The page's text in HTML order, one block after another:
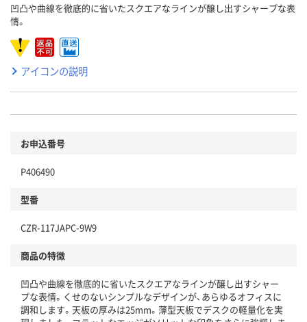
凹凸や曲線を徹底的に省いたスクエアなラインが醸し出すシャープな表
情。
アイコンの説明
お申込番号
P406490
型番
CZR-117JAPC-9W9
商品の特徴
凹凸や曲線を徹底的に省いたスクエアなラインが醸し出すシャー
プな表情。くせのないシンプルなデザインが、あらゆるオフィスに
調和します。天板の厚みは25mm。薄型天板でデスクの軽量化を実